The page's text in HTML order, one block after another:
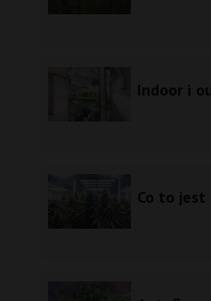
Indoor i
Co to jest